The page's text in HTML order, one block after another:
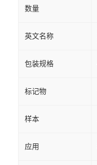
数量
英文名称
包装规格
标记物
样本
应用